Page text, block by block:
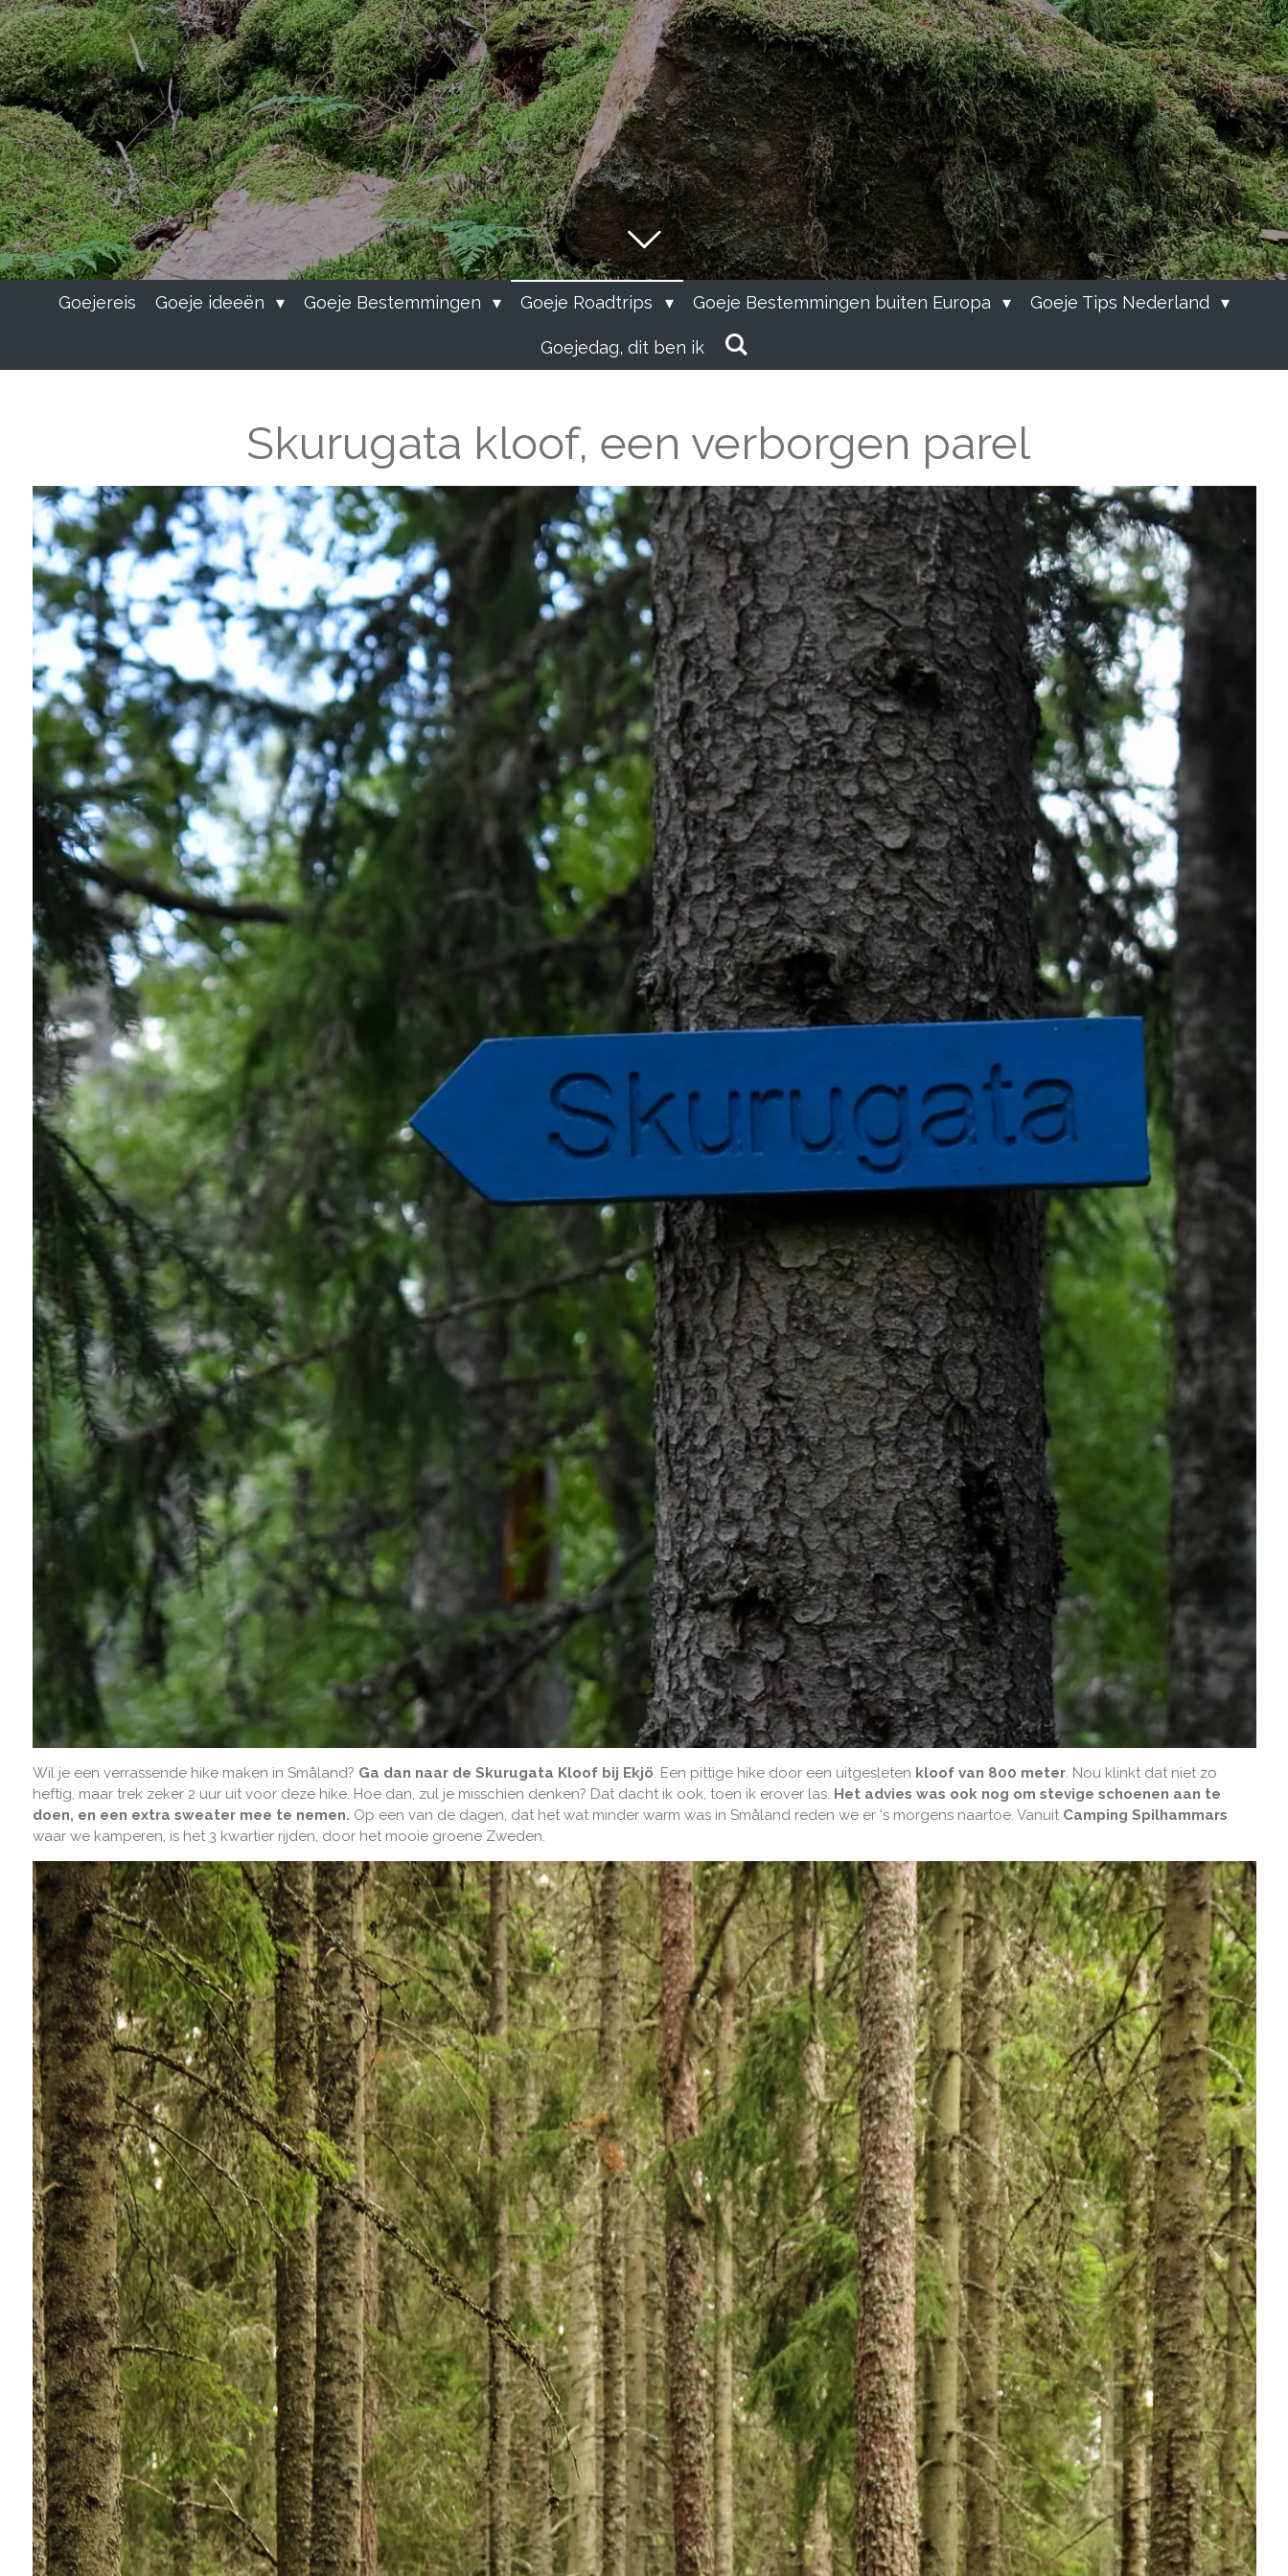
Goejereis Goeje ideeën Goeje Bestemmingen Goeje Roadtrips Goeje Bestemmingen buiten Europa Goeje Tips Nederland
Goejedag, dit ben ik
Skurugata kloof, een verborgen parel
Wil je een verrassende hike maken in Småland? Ga dan naar de Skurugata Kloof bij Ekjö. Een pittige hike door een uitgesleten kloof van 800 meter. Nou klinkt dat niet zo
heftig, maar trek zeker 2 uur uit voor deze hike. Hoe dan, zul je misschien denken? Dat dacht ik ook, toen ik erover las. Het advies was ook nog om stevige schoenen aan te
doen, en een extra sweater mee te nemen. Op een van de dagen, dat het wat minder warm was in Småland reden we er 's morgens naartoe. Vanuit Camping Spilhammars
waar we kamperen, is het 3 kwartier rijden, door het mooie groene Zweden.